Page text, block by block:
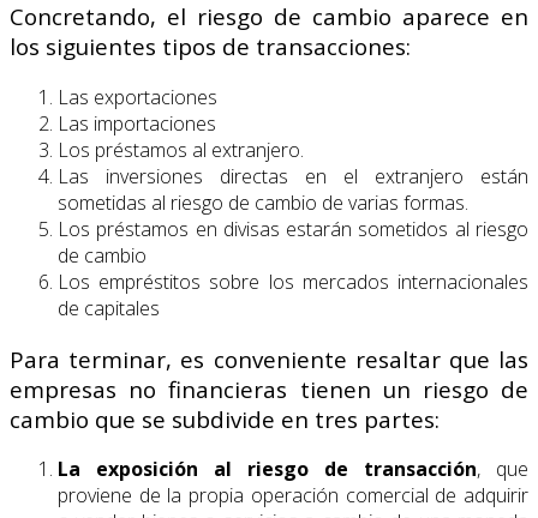
Concretando, el riesgo de cambio aparece en
los siguientes tipos de transacciones:
Las exportaciones
Las importaciones
Los préstamos al extranjero.
Las inversiones directas en el extranjero están
sometidas al riesgo de cambio de varias formas.
Los préstamos en divisas estarán sometidos al riesgo
de cambio
Los empréstitos sobre los mercados internacionales
de capitales
Para terminar, es conveniente resaltar que las
empresas no financieras tienen un riesgo de
cambio que se subdivide en tres partes:
La exposición al riesgo de transacción, que
proviene de la propia operación comercial de adquirir